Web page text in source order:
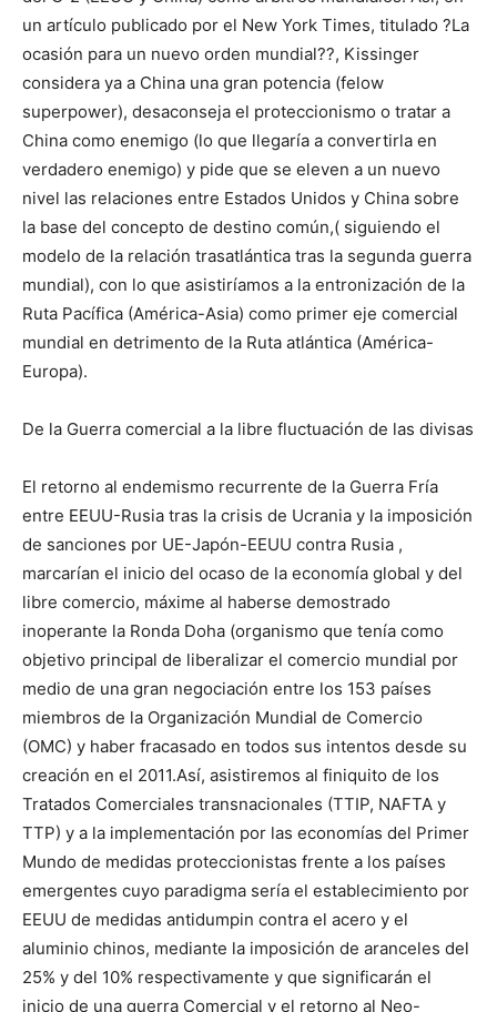
un artículo publicado por el New York Times, titulado ?La
ocasión para un nuevo orden mundial??, Kissinger
considera ya a China una gran potencia (felow
superpower), desaconseja el proteccionismo o tratar a
China como enemigo (lo que llegaría a convertirla en
verdadero enemigo) y pide que se eleven a un nuevo
nivel las relaciones entre Estados Unidos y China sobre
la base del concepto de destino común,( siguiendo el
modelo de la relación trasatlántica tras la segunda guerra
mundial), con lo que asistiríamos a la entronización de la
Ruta Pacífica (América-Asia) como primer eje comercial
mundial en detrimento de la Ruta atlántica (América-
Europa).
De la Guerra comercial a la libre fluctuación de las divisas
El retorno al endemismo recurrente de la Guerra Fría
entre EEUU-Rusia tras la crisis de Ucrania y la imposición
de sanciones por UE-Japón-EEUU contra Rusia ,
marcarían el inicio del ocaso de la economía global y del
libre comercio, máxime al haberse demostrado
inoperante la Ronda Doha (organismo que tenía como
objetivo principal de liberalizar el comercio mundial por
medio de una gran negociación entre los 153 países
miembros de la Organización Mundial de Comercio
(OMC) y haber fracasado en todos sus intentos desde su
creación en el 2011.Así, asistiremos al finiquito de los
Tratados Comerciales transnacionales (TTIP, NAFTA y
TTP) y a la implementación por las economías del Primer
Mundo de medidas proteccionistas frente a los países
emergentes cuyo paradigma sería el establecimiento por
EEUU de medidas antidumpin contra el acero y el
aluminio chinos, mediante la imposición de aranceles del
25% y del 10% respectivamente y que significarán el
inicio de una guerra Comercial y el retorno al Neo-